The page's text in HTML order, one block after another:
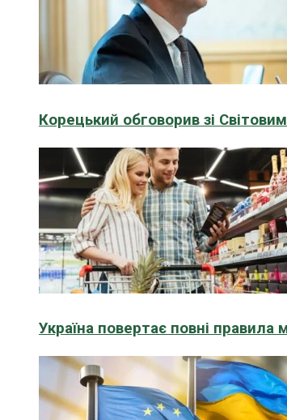
Корецький обговорив зі
Україна повертає повні правила